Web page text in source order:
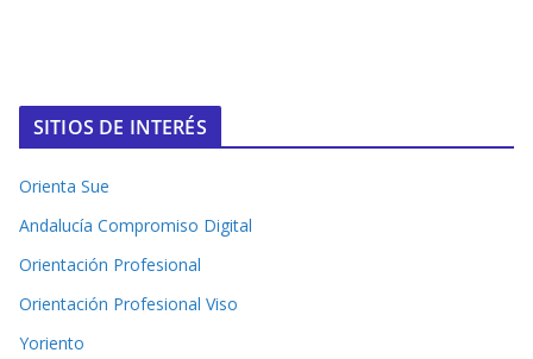
SITIOS DE INTERÉS
Orienta Sue
Andalucía Compromiso Digital
Orientación Profesional
Orientación Profesional Viso
Yoriento